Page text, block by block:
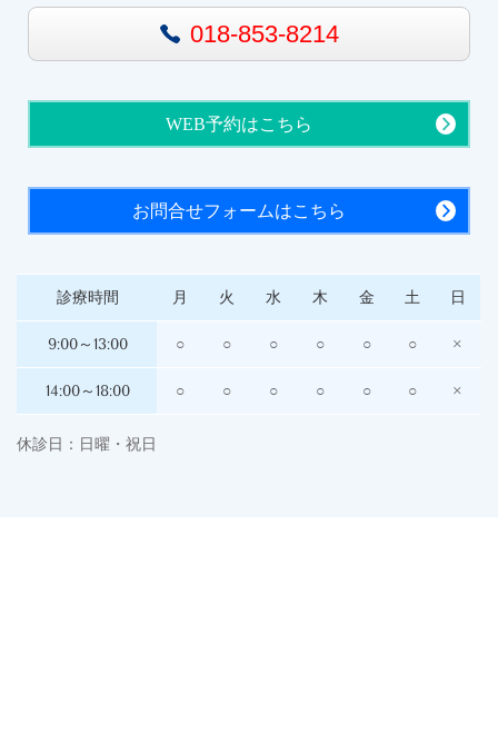
018-853-8214
WEB予約はこちら
お問合せフォームはこちら
診療時間 月 火 水 木 金 土 日
9:00～13:00 ○ ○ ○ ○ ○ ○ ×
14:00～18:00 ○ ○ ○ ○ ○ ○ ×
休診日：日曜・祝日